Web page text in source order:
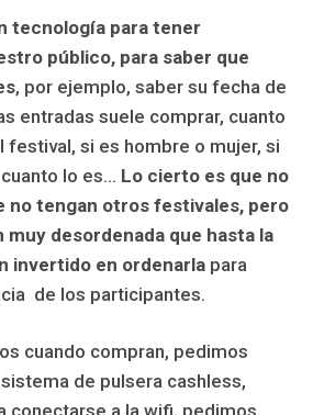
tecnología para tener
público, para saber que
, por ejemplo, saber su fecha de
entradas suele comprar, cuanto
festival, si es hombre o mujer, si
lo es… Lo cierto es que no
no tengan otros festivales, pero
muy desordenada que hasta la
invertido en ordenarla para
de los participantes.
cuando compran, pedimos
de pulsera cashless,